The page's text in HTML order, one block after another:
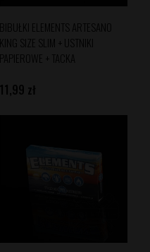
BIBUŁKI ELEMENTS ARTESANO
KING SIZE SLIM + USTNIKI
PAPIEROWE + TACKA
11,99 zł